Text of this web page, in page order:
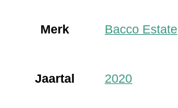
Merk Bacco Estate
Jaartal 2020